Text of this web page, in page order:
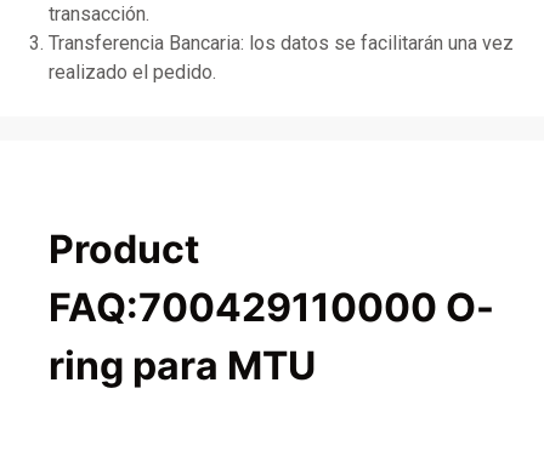
transacción.
Transferencia Bancaria: los datos se facilitarán una vez
realizado el pedido.
Product
FAQ:700429110000 O-
ring para MTU